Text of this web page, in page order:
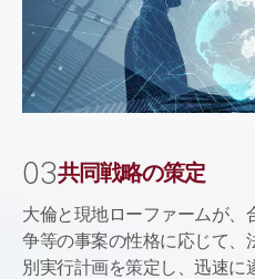
03共同戦略の策定
大倫と現地ローファームが、
争等の事案の性格に応じて、
別実行計画を策定し、迅速に